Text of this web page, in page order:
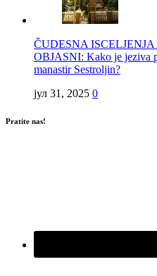
ČUDESNA
OBJASNI: Kako je jeziva
manastir Sestroljin?
јул 31, 2025 0
Pratite nas!